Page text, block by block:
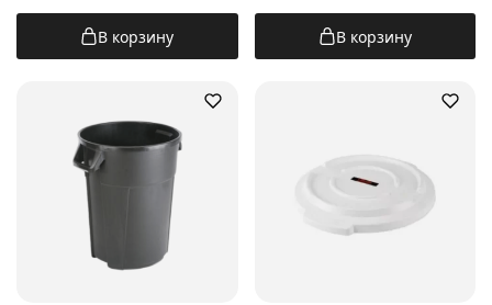
В корзину В корзину